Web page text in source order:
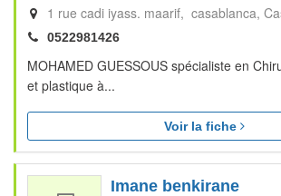
1 rue cadi iyass. maarif, casablanca
0522981426
MOHAMED GUESSOUS spécialiste en
et plastique à...
Voir la fiche
Imane benkirane